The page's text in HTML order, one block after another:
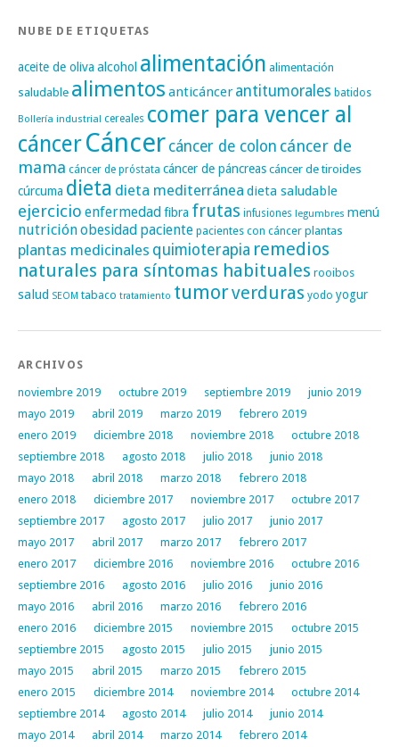
NUBE DE ETIQUETAS
aceite de oliva alcohol alimentación alimentación
saludable alimentos anticáncer antitumorales batidos
Bollería industrial cereales comer para vencer al
cáncerCáncer cáncer de colon cáncer de
mama cáncer de próstata cáncer de páncreascáncer de tiroides
cúrcuma dieta dieta mediterránea dieta saludable
ejercicio enfermedadfibra frutas infusiones legumbres menú
nutriciónobesidad paciente pacientes con cáncer plantas
plantas medicinales quimioterapia remedios
naturales para síntomas habituales rooibos
salud SEOM tabaco tratamiento tumorverduras yodo yogur
ARCHIVOS
noviembre 2019 octubre 2019 septiembre 2019
junio 2019
mayo 2019
abril 2019 marzo 2019
febrero 2019
enero 2019
diciembre 2018 noviembre 2018
octubre 2018
septiembre 2018
agosto 2018 julio 2018
junio 2018
mayo 2018
abril 2018 marzo 2018
febrero 2018
enero 2018
diciembre 2017 noviembre 2017
octubre 2017
septiembre 2017
agosto 2017 julio 2017
junio 2017
mayo 2017
abril 2017 marzo 2017
febrero 2017
enero 2017
diciembre 2016 noviembre 2016
octubre 2016
septiembre 2016
agosto 2016 julio 2016
junio 2016
mayo 2016
abril 2016 marzo 2016
febrero 2016
enero 2016
diciembre 2015 noviembre 2015
octubre 2015
septiembre 2015
agosto 2015 julio 2015
junio 2015
mayo 2015
abril 2015 marzo 2015
febrero 2015
enero 2015
diciembre 2014 noviembre 2014
octubre 2014
septiembre 2014
agosto 2014 julio 2014
junio 2014
mayo 2014
abril 2014 marzo 2014 febrero 2014